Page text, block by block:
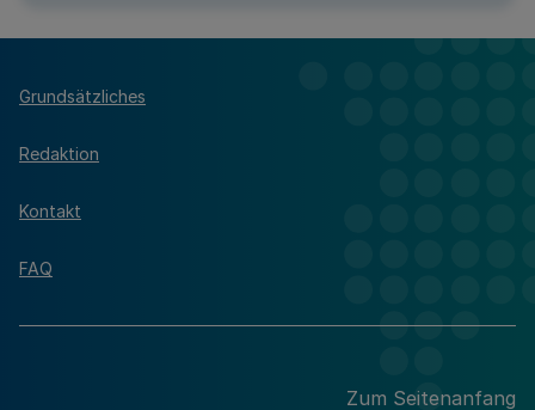
Grundsätzliches
Redaktion
Kontakt
FAQ
Zum Seitenanfang